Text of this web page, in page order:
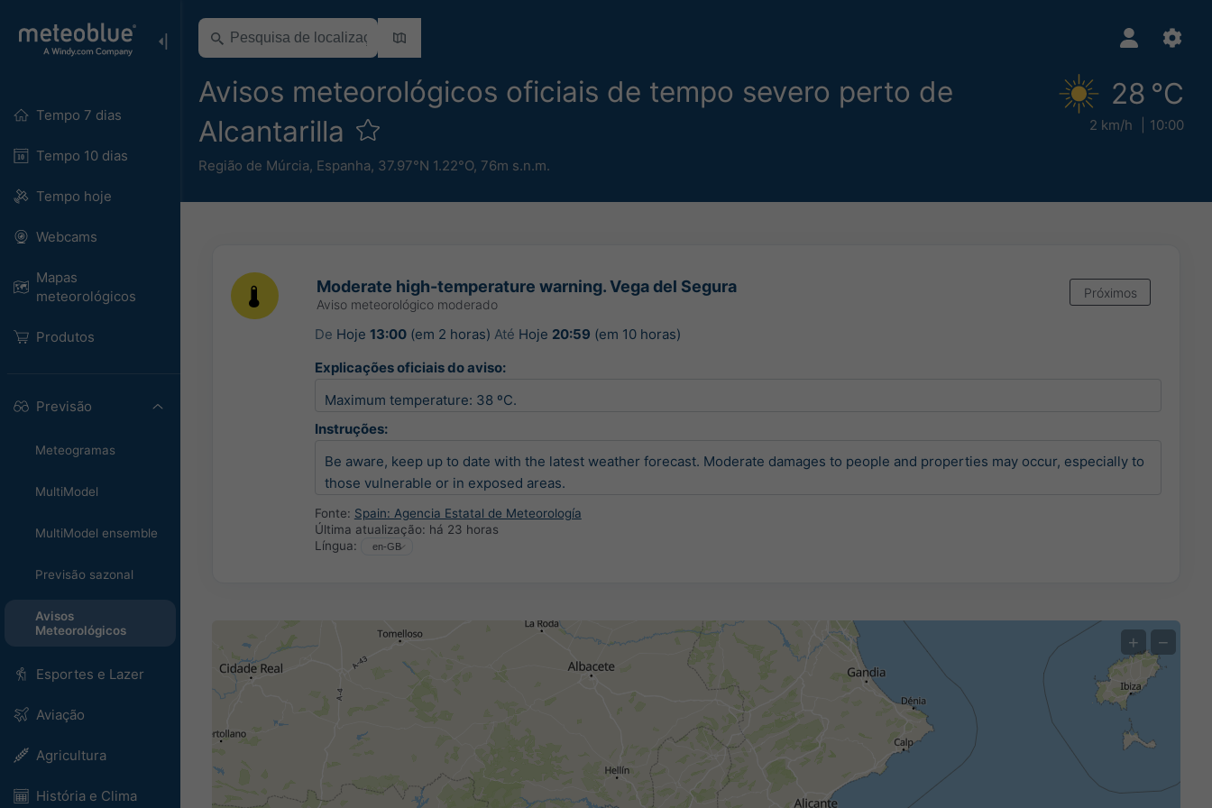
Tempo 7 dias
Tempo 10 dias
Tempo hoje
Webcams
Mapas
meteorológicos
Produtos
Previsão
Meteogramas
MultiModel
MultiModel ensemble
Previsão sazonal
Avisos
Meteorológicos
Esportes e Lazer
Aviação
Agricultura
História e Clima
Avisos meteorológicos oficiais de tempo severo perto de
Alcantarilla
Região de Múrcia, Espanha, 37.97°N 1.22°O, 76m s.n.m.
28 °C
2 km/h 10:00
Moderate high-temperature warning. Vega del Segura
Aviso meteorológico moderado
Próximos
De Hoje 13:00(em 2 horas) Até Hoje 20:59 (em 10 horas)
Explicações oficiais do aviso:
Maximum temperature: 38 ºC.
Instruções:
Be aware, keep up to date with the latest weather forecast. Moderate damages to people and properties may occur, especially to
those vulnerable or in exposed areas.
Fonte: Spain: Agencia Estatal de Meteorología
Última atualização: há 23 horas
Língua:
+ −